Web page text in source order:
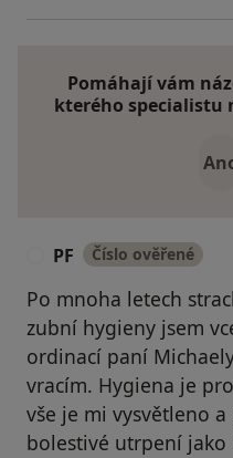
Pomáhají vám
kterého specialistu
PF Číslo ověřené
Po mnoha letech
zubní hygieny jsem
ordinací paní
vracím. Hygiena je
vše je mi vysvětleno
bolestivé utrpení